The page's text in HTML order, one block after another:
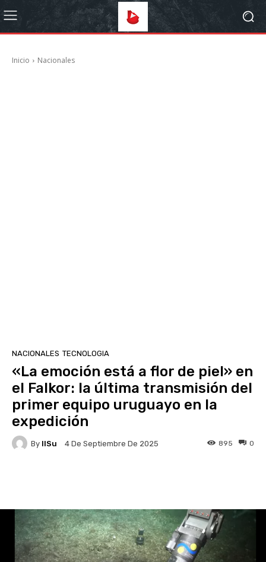
Inicio Nacionales
NACIONALES TECNOLOGIA
«La emoción está a flor de piel» en
el Falkor: la última transmisión del
primer equipo uruguayo en la
expedición
By IlSu 4 De Septiembre De 2025 0
895